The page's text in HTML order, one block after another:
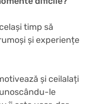
timp să
și experiențe
și ceilalați
le